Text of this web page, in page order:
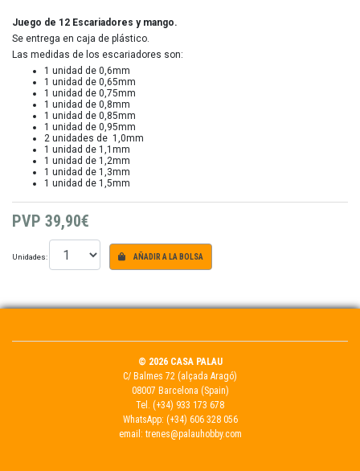
Juego de 12 Escariadores y mango.
Se entrega en caja de plástico.
Las medidas de los escariadores son:
1 unidad de 0,6mm
1 unidad de 0,65mm
1 unidad de 0,75mm
1 unidad de 0,8mm
1 unidad de 0,85mm
1 unidad de 0,95mm
2 unidades de 1,0mm
1 unidad de 1,1mm
1 unidad de 1,2mm
1 unidad de 1,3mm
1 unidad de 1,5mm
PVP 39,90€
Unidades: AÑADIR A LA BOLSA
© 2026 CASA PALAU
C/ Balmes 72 (alçada Aragó)
08007 Barcelona (Spain)
Tel. (+34) 933 173 678
WhatsApp: (+34) 606 328 056
email: trenes@palauhobby.com